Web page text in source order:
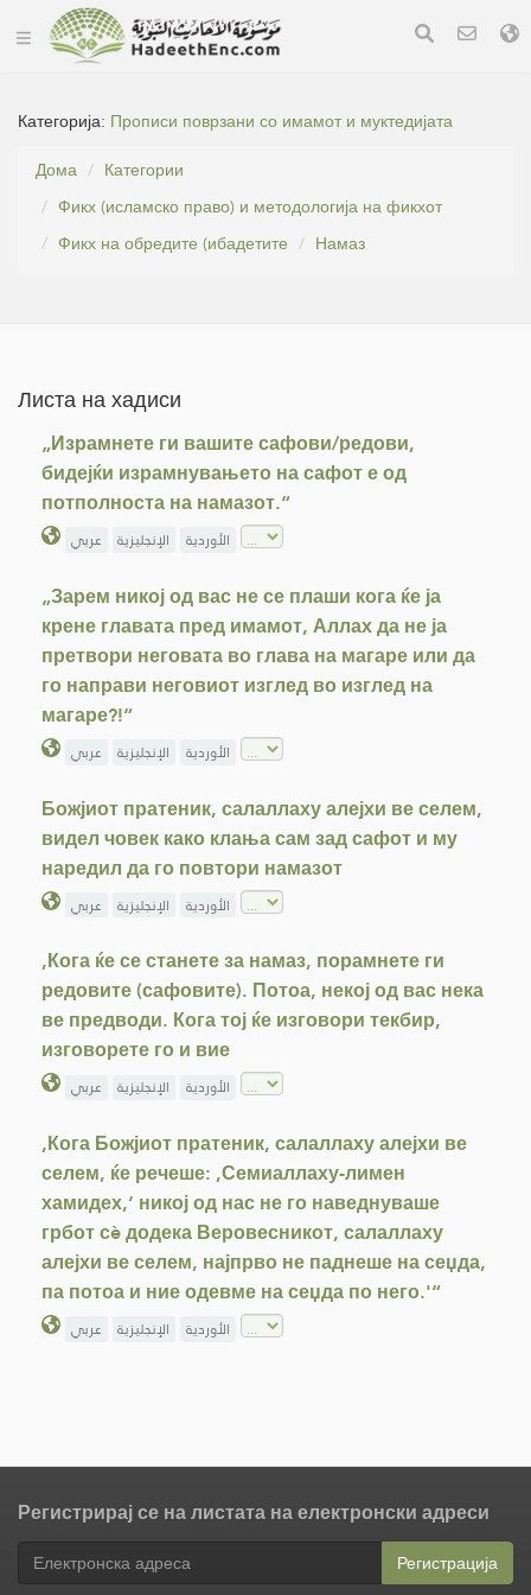
Категорија: Прописи поврзани со имамот и муктедијата
Дома
Категории
Фикх (исламско право) и методологија на фикхот
Фикх на обредите (ибадетите
Намаз
Листа на хадиси
„Израмнете ги вашите сафови/редови,
бидејќи израмнувањето на сафот е од
потполноста на намазот.“
عربي الإنجليزية الأوردية
„Зарем никој од вас не се плаши кога ќе ја
крене главата пред имамот, Аллах да не ја
претвори неговата во глава на магаре или да
го направи неговиот изглед во изглед на
магаре?!“
عربي الإنجليزية الأوردية
Божјиот пратеник, салаллаху алејхи ве селем,
видел човек како клања сам зад сафот и му
наредил да го повтори намазот
عربي الإنجليزية الأوردية
,Кога ќе се станете за намаз, порамнете ги
редовите (сафовите). Потоа, некој од вас нека
ве предводи. Кога тој ќе изговори текбир,
изговорете го и вие
عربي الإنجليزية الأوردية
,Кога Божјиот пратеник, салаллаху алејхи ве
селем, ќе речеше: ,Семиаллаху-лимен
хамидех,‘ никој од нас не го наведнуваше
грбот сè додека Веровесникот, салаллаху
алејхи ве селем, најпрво не паднеше на сеџда,
па потоа и ние одевме на сеџда по него.'“
عربي الإنجليزية الأوردية
Регистрирај се на листата на електронски адреси
Регистрација